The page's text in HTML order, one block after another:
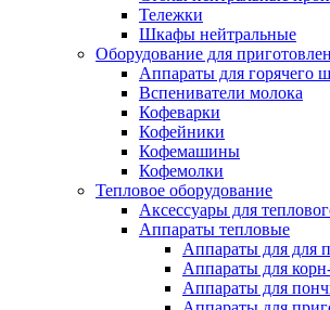
Тележки
Шкафы нейтральные
Оборудование для
Аппараты для горячего
Вспениватели молока
Кофеварки
Кофейники
Кофемашины
Кофемолки
Тепловое оборудование
Аксессуары для
Аппараты тепловые
Аппараты для для
Аппараты для
Аппараты для